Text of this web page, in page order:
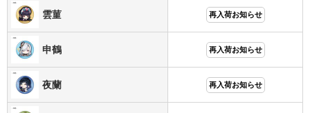
雲菫 再入荷お知らせ
申鶴 再入荷お知らせ
夜蘭 再入荷お知らせ